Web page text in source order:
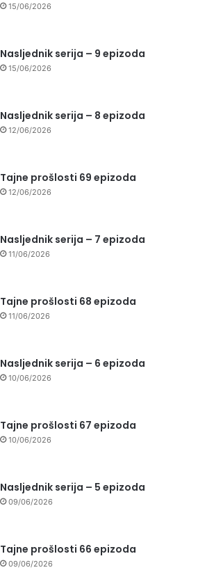
15/06/2026
Nasljednik serija – 9 epizoda
15/06/2026
Nasljednik serija – 8 epizoda
12/06/2026
Tajne prošlosti 69 epizoda
12/06/2026
Nasljednik serija – 7 epizoda
11/06/2026
Tajne prošlosti 68 epizoda
11/06/2026
Nasljednik serija – 6 epizoda
10/06/2026
Tajne prošlosti 67 epizoda
10/06/2026
Nasljednik serija – 5 epizoda
09/06/2026
Tajne prošlosti 66 epizoda
09/06/2026